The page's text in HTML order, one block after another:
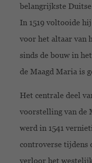
belangrijkste Duitse
In 1519 voltooide
voor het altaar van
sinds de bouw in
de Maagd Maria is
Het centrale deel
voorstelling van de
werd in 1541
controverse tijdens
verloor het